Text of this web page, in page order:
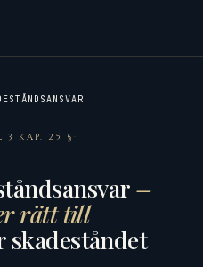
3 KAP. 25 §·
–
rätt till
skadeståndet